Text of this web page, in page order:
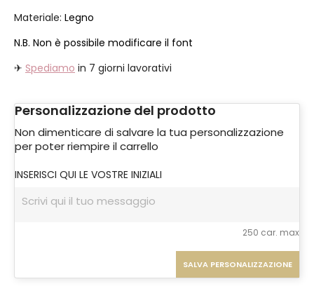
Materiale: Legno
N.B. Non è possibile modificare il font
✈ Spediamo in 7 giorni lavorativi
Personalizzazione del prodotto
Non dimenticare di salvare la tua personalizzazione
per poter riempire il carrello
INSERISCI QUI LE VOSTRE INIZIALI
250 car. max
SALVA PERSONALIZZAZIONE